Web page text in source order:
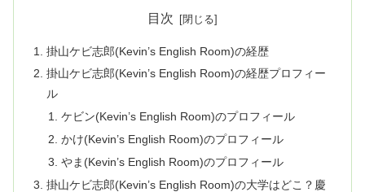
目次
掛山ケビ志郎(Kevin’s English Room)の経歴
掛山ケビ志郎(Kevin’s English Room)の経歴プロフィー
ル
ケビン(Kevin’s English Room)のプロフィール
かけ(Kevin’s English Room)のプロフィール
やま(Kevin’s English Room)のプロフィール
掛山ケビ志郎(Kevin’s English Room)の大学はどこ？慶